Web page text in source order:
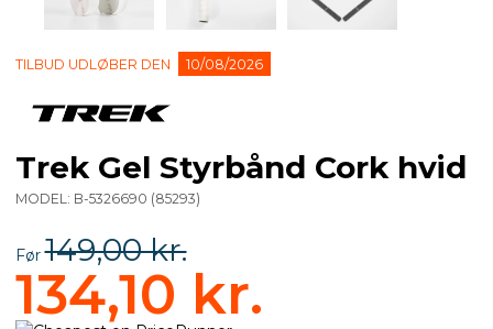
TILBUD UDLØBER DEN 10/08/2026
Trek Gel Styrbånd Cork hvid
MODEL: B-5326690 (85293)
Før149,00 kr.
134,10 kr.